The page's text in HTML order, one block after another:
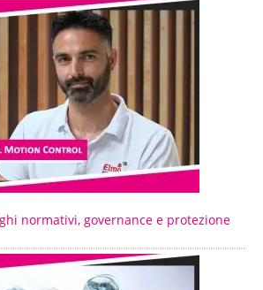
normativi, governance e protezione